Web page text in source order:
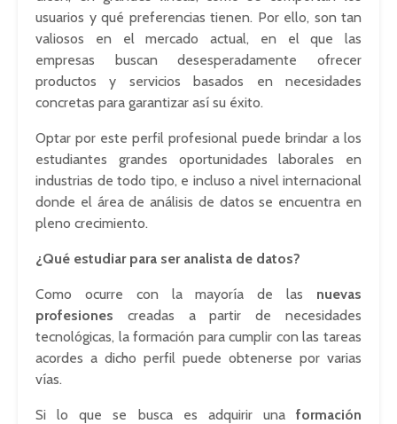
usuarios y qué preferencias tienen. Por ello, son tan
valiosos en el mercado actual, en el que las
empresas buscan desesperadamente ofrecer
productos y servicios basados en necesidades
concretas para garantizar así su éxito.
Optar por este perfil profesional puede brindar a los
estudiantes grandes oportunidades laborales en
industrias de todo tipo, e incluso a nivel internacional
donde el área de análisis de datos se encuentra en
pleno crecimiento.
¿Qué estudiar para ser analista de datos?
Como ocurre con la mayoría de las nuevas
profesiones creadas a partir de necesidades
tecnológicas, la formación para cumplir con las tareas
acordes a dicho perfil puede obtenerse por varias
vías.
Si lo que se busca es adquirir unaformación